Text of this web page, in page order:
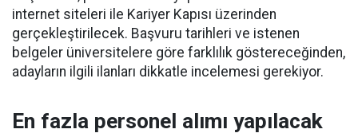
internet siteleri ile Kariyer Kapısı üzerinden
gerçekleştirilecek. Başvuru tarihleri ve istenen
belgeler üniversitelere göre farklılık göstereceğinden,
adayların ilgili ilanları dikkatle incelemesi gerekiyor.
En fazla personel alımı yapılacak